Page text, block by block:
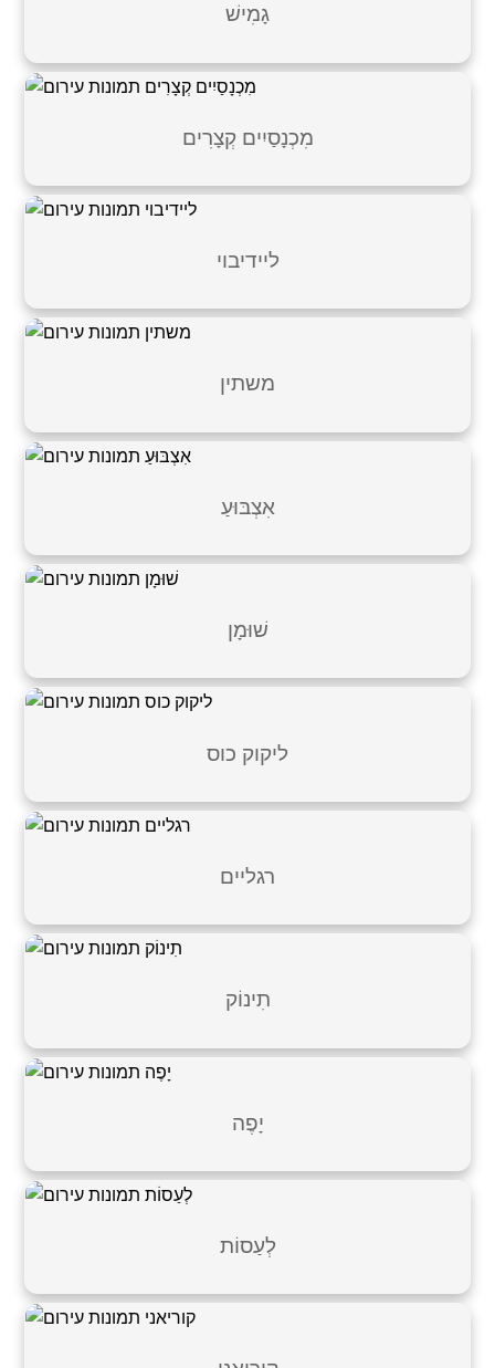
גָמִישׁ
מִכְנָסַיִים קְצָרִים
ליידיבוי
משתין
אִצְבּוּעַ
שׁוּמָן
ליקוק כוס
רגליים
תִינוֹק
יָפֶה
לְעַסוֹת